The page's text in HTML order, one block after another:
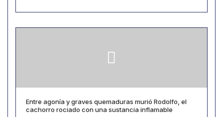
Entre agonía y graves quemaduras murió Rodolfo, el
cachorro rociado con una sustancia inflamable